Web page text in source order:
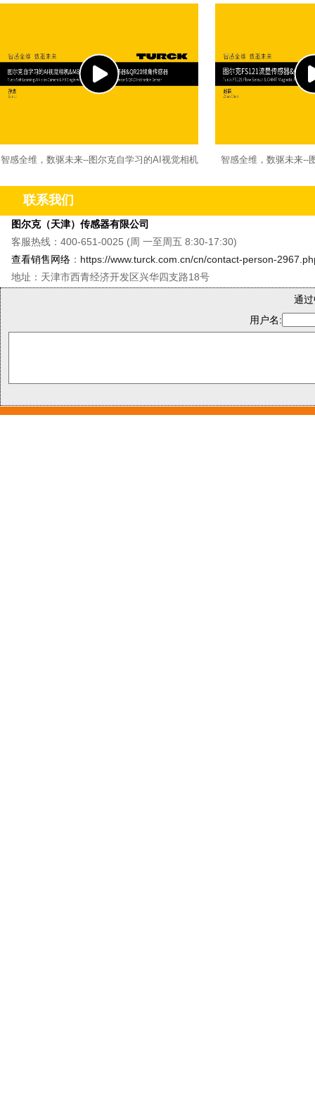
智感全维，数驱未来--图尔克自学习的AI视觉相机
智感全维，数驱未来--
联系我们
图尔克（天津）传感器有限公司
客服热线：400-651-0025 (周 一至周五 8:30-17:30)
查看销售网络 ： https://www.turck.com.cn/cn/contact-person-
地址：天津市西青经济开发区兴华四支路18号
通
用户名: